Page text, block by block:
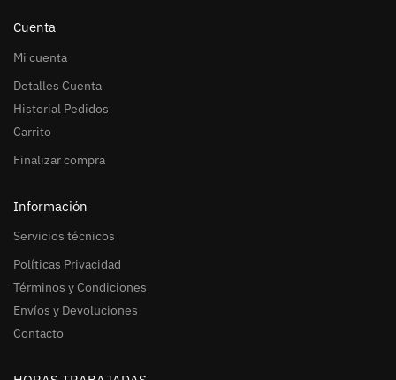
Cuenta
Mi cuenta
Detalles Cuenta
Historial Pedidos
Carrito
Finalizar compra
Información
Servicios técnicos
Políticas Privacidad
Términos y Condiciones
Envíos y Devoluciones
Contacto